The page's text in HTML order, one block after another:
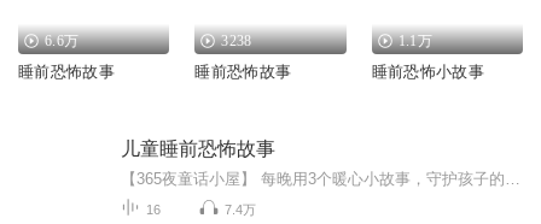
6.6万
睡前恐怖故事
3238
睡前恐怖故事
1.1万
睡前恐怖小故事
儿童睡前恐怖故事
16 7.4万